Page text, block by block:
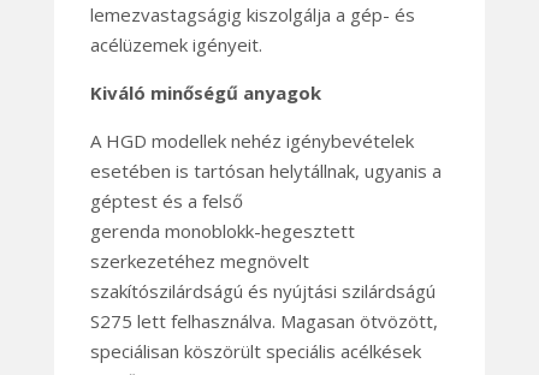
lemezvastagságig kiszolgálja a gép- és
acélüzemek igényeit.
Kiváló minőségű anyagok
A HGD modellek nehéz igénybevételek
esetében is tartósan helytállnak, ugyanis a
géptest és a felső
gerenda monoblokk-hegesztett
szerkezetéhez megnövelt
szakítószilárdságú és nyújtási szilárdságú
S275 lett felhasználva. Magasan ötvözött,
speciálisan köszörült speciális acélkések